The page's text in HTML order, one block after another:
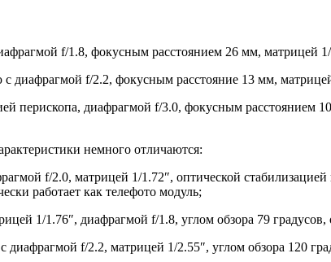
f/1.8, фокусным расстоянием 26 мм, матрицей
диафрагмой f/2.2, фокусным расстояние 13 мм,
перископа, диафрагмой f/3.0, фокусным
немного отличаются:
f/2.0, матрицей 1/1.72″, оптической
работает как телефото модуль;
1/1.76″, диафрагмой f/1.8, углом обзора 79
диафрагмой f/2.2, матрицей 1/2.55″, углом обзора 120